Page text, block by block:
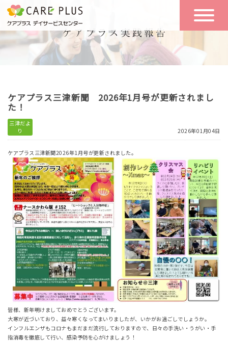
こんな方に
おすすめ
一日の流れ
一日体験
空き状況
リクルート
お問い合わせ
体験希望
ケアプラス三津新聞 2026年1月号が更新されまし
た！
三津だよ
り
2026年01月04日
ケアプラス三津新聞2026年1月号が更新されました。
皆様、新年明けましておめでとうございます。
大寒が近づいており、益々寒くなってまいりましたが、いかがお過ごしでしょうか。
インフルエンザもコロナもまだまだ流行しておりますので、日々の手洗い・うがい・手
指消毒を徹底して行い、感染予防を心がけましょう！